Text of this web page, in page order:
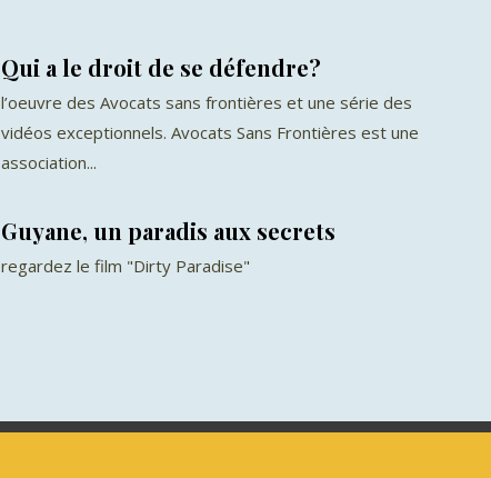
Qui a le droit de se défendre?
l’oeuvre des Avocats sans frontières et une série des
vidéos exceptionnels. Avocats Sans Frontières est une
association...
Guyane, un paradis aux secrets
regardez le film "Dirty Paradise"